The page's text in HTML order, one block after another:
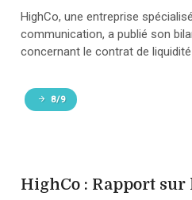
HighCo, une entreprise
communication, a publié son
concernant le contrat de liquidité
8/9
HighCo : Rapport sur